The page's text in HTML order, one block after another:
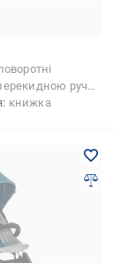
ручкою
книжка